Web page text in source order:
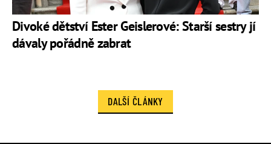
Divoké dětství Ester Geislerové: Starší sestry jí
dávaly pořádně zabrat
DALŠÍ ČLÁNKY